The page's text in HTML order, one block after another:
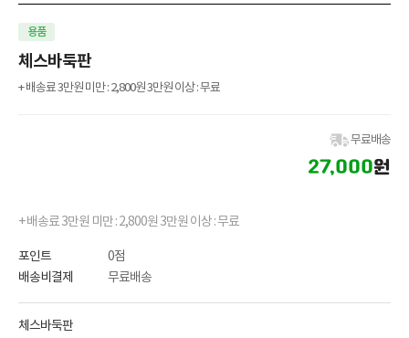
용품
체스바둑판
+ 배송료 3만원 미만 : 2,800원 3만원 이상 : 무료
무료배송
27,000원
+ 배송료 3만원 미만 : 2,800원 3만원 이상 : 무료
포인트
0점
배송비결제
무료배송
선택된 옵션
체스바둑판